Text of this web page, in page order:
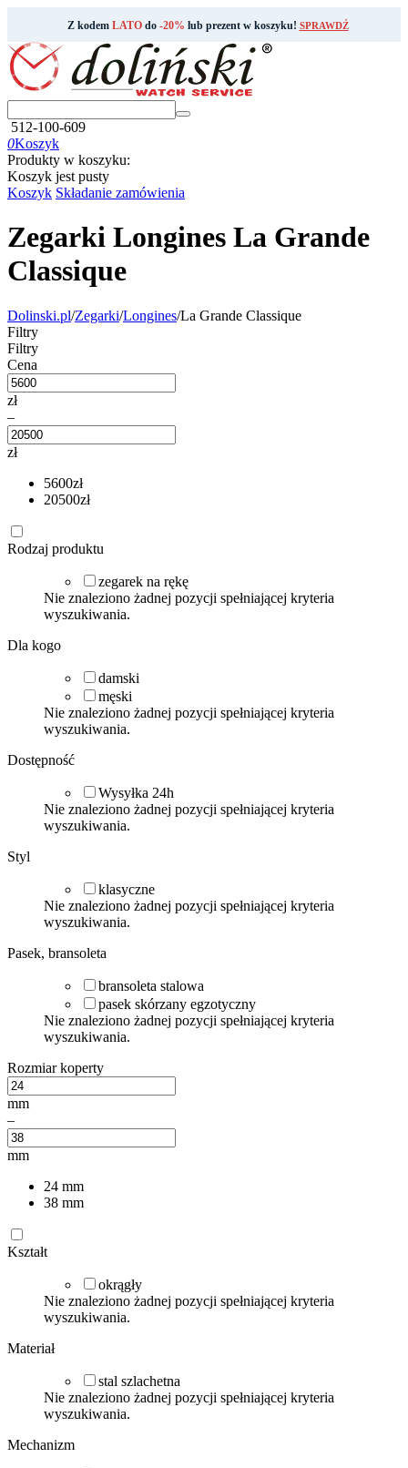
Z kodem LATOdo -20% lub prezent w koszyku! SPRAWDŹ
512-100-609
0Koszyk
Produkty w koszyku:
Koszyk jest pusty
Koszyk Składanie zamówienia
Zegarki Longines La Grande
Classique
Dolinski.pl/Zegarki/Longines/La Grande Classique
Filtry
Filtry
Cena
zł
–
zł
5600zł
20500zł
Rodzaj produktu
zegarek na rękę
Nie znaleziono żadnej pozycji spełniającej kryteria
wyszukiwania.
Dla kogo
damski
męski
Nie znaleziono żadnej pozycji spełniającej kryteria
wyszukiwania.
Dostępność
Wysyłka 24h
Nie znaleziono żadnej pozycji spełniającej kryteria
wyszukiwania.
Styl
klasyczne
Nie znaleziono żadnej pozycji spełniającej kryteria
wyszukiwania.
Pasek, bransoleta
bransoleta stalowa
pasek skórzany egzotyczny
Nie znaleziono żadnej pozycji spełniającej kryteria
wyszukiwania.
Rozmiar koperty
mm
–
mm
24 mm
38 mm
Kształt
okrągły
Nie znaleziono żadnej pozycji spełniającej kryteria
wyszukiwania.
Materiał
stal szlachetna
Nie znaleziono żadnej pozycji spełniającej kryteria
wyszukiwania.
Mechanizm